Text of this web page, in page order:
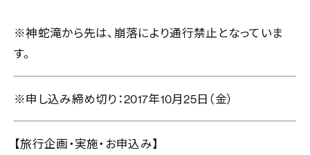
※神蛇滝から先は、崩落により通行禁止となっていま
す。
※申し込み締め切り：2017年10月25日（金）
【旅行企画・実施・お申込み】